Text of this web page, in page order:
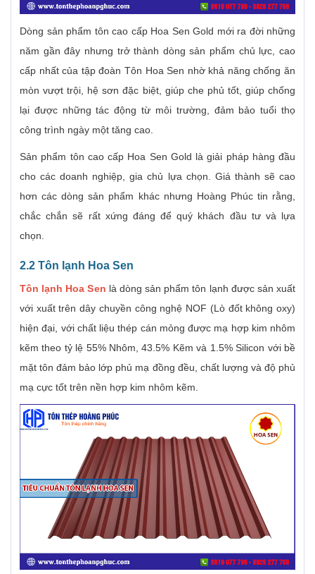
Dòng sản phẩm tôn cao cấp Hoa Sen Gold mới ra đời những
năm gần đây nhưng trở thành dòng sản phẩm chủ lực, cao
cấp nhất của tập đoàn Tôn Hoa Sen nhờ khả năng chống ăn
mòn vượt trội, hệ sơn đặc biệt, giúp che phủ tốt, giúp chống
lại được những tác động từ môi trường, đảm bảo tuổi thọ
công trình ngày một tăng cao.
Sản phẩm tôn cao cấp Hoa Sen Gold là giải pháp hàng đầu
cho các doanh nghiệp, gia chủ lựa chọn. Giá thành sẽ cao
hơn các dòng sản phẩm khác nhưng Hoàng Phúc tin rằng,
chắc chắn sẽ rất xứng đáng để quý khách đầu tư và lựa
chọn.
2.2 Tôn lạnh Hoa Sen
Tôn lạnh Hoa Sen là dòng sản phẩm tôn lạnh được sản xuất
với xuất trên dây chuyền công nghệ NOF (Lò đốt không oxy)
hiện đại, với chất liệu thép cán mỏng được mạ hợp kim nhôm
kẽm theo tỷ lệ 55% Nhôm, 43.5% Kẽm và 1.5% Silicon với bề
mặt tôn đảm bảo lớp phủ mạ đồng đều, chất lượng và độ phủ
mạ cực tốt trên nền hợp kim nhôm kẽm.